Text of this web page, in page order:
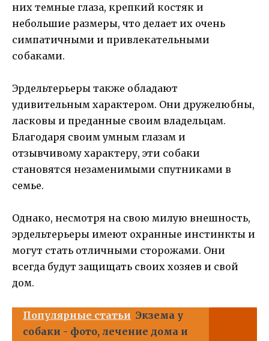
них темные глаза, крепкий костяк и
небольшие размеры, что делает их очень
симпатичными и привлекательными
собаками.
Эрдельтерьеры также обладают
удивительным характером. Они дружелюбны,
ласковы и преданные своим владельцам.
Благодаря своим умным глазам и
отзывчивому характеру, эти собаки
становятся незаменимыми спутниками в
семье.
Однако, несмотря на свою милую внешность,
эрдельтерьеры имеют охранные инстинкты и
могут стать отличными сторожами. Они
всегда будут защищать своих хозяев и свой
дом.
Популярные статьи Экзема у
собаки - фото, лечение дома и